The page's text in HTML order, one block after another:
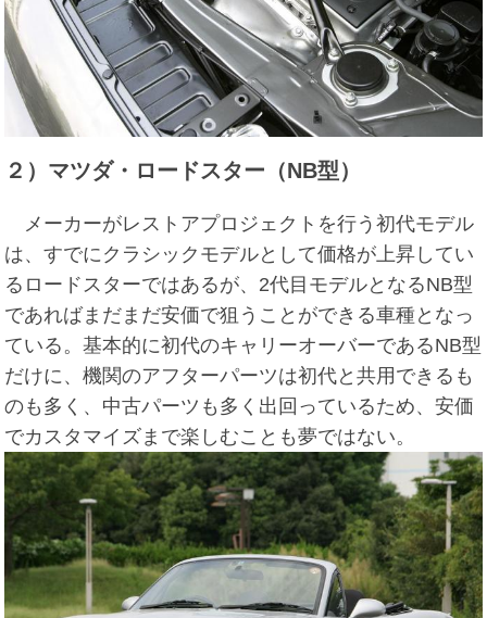
２）マツダ・ロードスター（NB型）
メーカーがレストアプロジェクトを行う初代モデル
は、すでにクラシックモデルとして価格が上昇してい
るロードスターではあるが、2代目モデルとなるNB型
であればまだまだ安価で狙うことができる車種となっ
ている。基本的に初代のキャリーオーバーであるNB型
だけに、機関のアフターパーツは初代と共用できるも
のも多く、中古パーツも多く出回っているため、安価
でカスタマイズまで楽しむことも夢ではない。